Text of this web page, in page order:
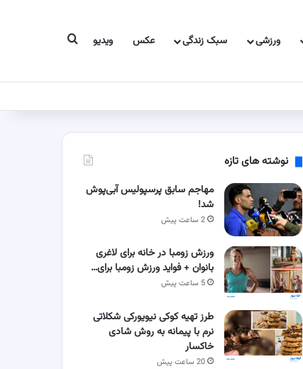
ورزشی سبک زندگی عکس ویدیو جستجو برای
نوشته های تازه
مهاجم سابق پرسپولیس آبی‌پوش
شد!
2 ساعت پیش
ورزش زومبا در خانه برای لاغری
بانوان + فواید ورزش زومبا برای…
5 ساعت پیش
طرز تهیه کوکی نیویورکی شکلاتی
نرم با پیمانه به روش شادی
خاکسار
20 ساعت پیش